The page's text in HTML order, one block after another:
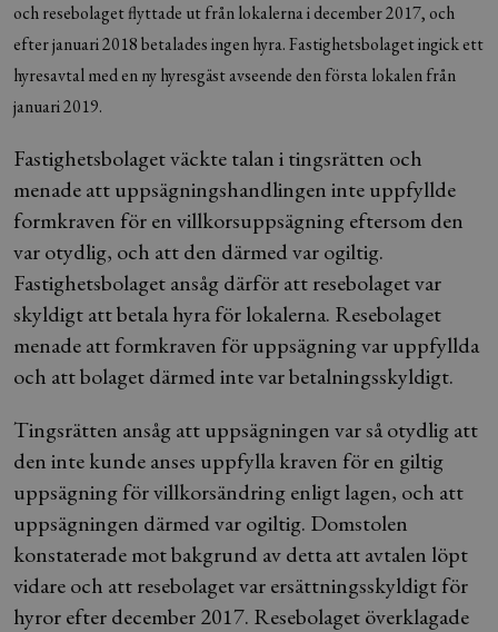
och resebolaget flyttade ut från lokalerna i december 2017, och
efter januari 2018 betalades ingen hyra. Fastighetsbolaget ingick ett
hyresavtal med en ny hyresgäst avseende den första lokalen från
januari 2019.
Fastighetsbolaget väckte talan i tingsrätten och
menade att uppsägningshandlingen inte uppfyllde
formkraven för en villkorsuppsägning eftersom den
var otydlig, och att den därmed var ogiltig.
Fastighetsbolaget ansåg därför att resebolaget var
skyldigt att betala hyra för lokalerna. Resebolaget
menade att formkraven för uppsägning var uppfyllda
och att bolaget därmed inte var betalningsskyldigt.
Tingsrätten ansåg att uppsägningen var så otydlig att
den inte kunde anses uppfylla kraven för en giltig
uppsägning för villkorsändring enligt lagen, och att
uppsägningen därmed var ogiltig. Domstolen
konstaterade mot bakgrund av detta att avtalen löpt
vidare och att resebolaget var ersättningsskyldigt för
hyror efter december 2017. Resebolaget överklagade